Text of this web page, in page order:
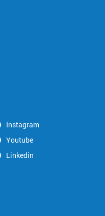
Instagram
Youtube
Linkedin